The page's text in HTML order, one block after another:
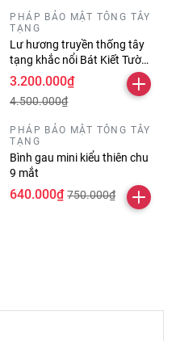
PHÁP BẢO MẬT TÔNG TÂY
TẠNG
Lư hương truyền thống tây
tạng khắc nổi Bát Kiết Tường
và Tám Tướng Cát Tường
3.200.000₫
4.500.000₫
PHÁP BẢO MẬT TÔNG TÂY
TẠNG
Bình gau mini kiểu thiên chu
9 mắt
640.000₫ 750.000₫